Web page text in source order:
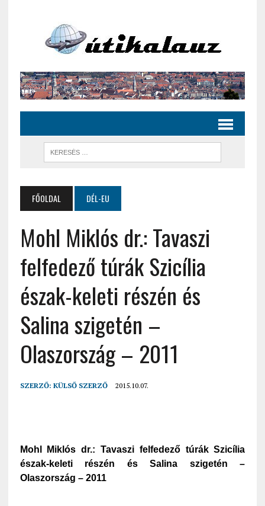
FŐOLDAL DÉL-EU
Mohl Miklós dr.: Tavaszi
felfedező túrák Szicília
észak-keleti részén és
Salina szigetén –
Olaszország – 2011
SZERZŐ: KÜLSŐ SZERZŐ 2015.10.07.
Mohl Miklós dr.: Tavaszi felfedező túrák Szicília
észak-keleti részén és Salina szigetén –
Olaszország – 2011